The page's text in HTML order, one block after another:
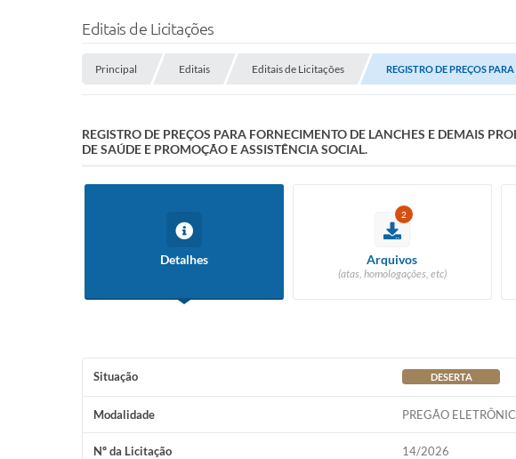
Editais de Licitações
Principal Editais Editais de Licitações REGISTRO DE PREÇOS
REGISTRO DE PREÇOS PARA FORNECIMENTO DE LANCHES E DEMAIS
DE SAÚDE E PROMOÇÃO E ASSISTÊNCIA SOCIAL.
Detalhes
2
Arquivos
(atas, homologações, etc)
Situação DESERTA
Modalidade PREGÃO
Nº da Licitação 14/2026